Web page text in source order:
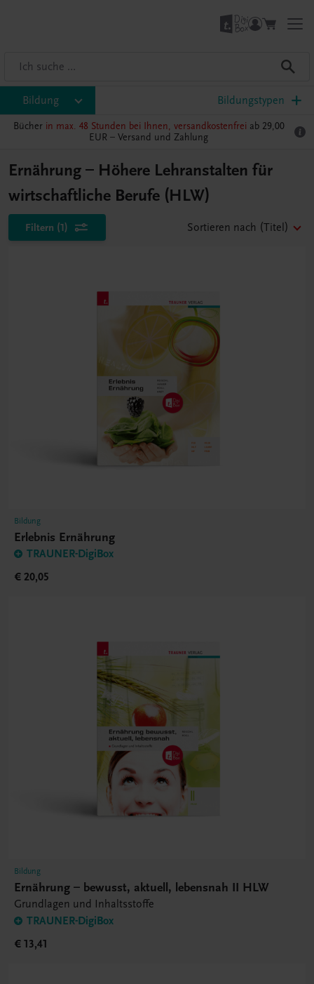
Bildung Bildungstypen
Bücher in max. 48 Stunden bei Ihnen, versandkostenfrei ab 29,00
EUR – Versand und Zahlung
Ernährung – Höhere Lehranstalten für
wirtschaftliche Berufe (HLW)
Filtern (1) Sortieren nach (Titel)
Bildung
Erlebnis Ernährung
TRAUNER-DigiBox
€ 20,05
Bildung
Ernährung – bewusst, aktuell, lebensnah II HLW
Grundlagen und Inhaltsstoffe
TRAUNER-DigiBox
€ 13,41